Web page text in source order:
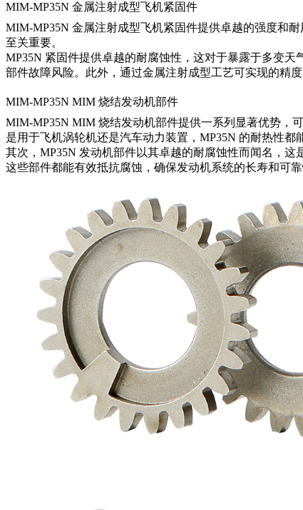
MIM-MP35N 金属注射成型飞机紧固件
MIM-MP35N 金属注射成型飞机紧固件提供卓越的强度和
至关重要。
MP35N 紧固件提供卓越的耐腐蚀性，这对于暴露于多变
部件故障风险。此外，通过金属注射成型工艺可实现的精
MIM-MP35N MIM 烧结发动机部件
MIM-MP35N MIM 烧结发动机部件提供一系列显著优势，
是用于飞机涡轮机还是汽车动力装置，MP35N 的耐热性
其次，MP35N 发动机部件以其卓越的耐腐蚀性而闻名，
这些部件都能有效抵抗腐蚀，确保发动机系统的长寿和可靠